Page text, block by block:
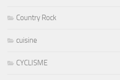
Country Rock
cuisine
CYCLISME